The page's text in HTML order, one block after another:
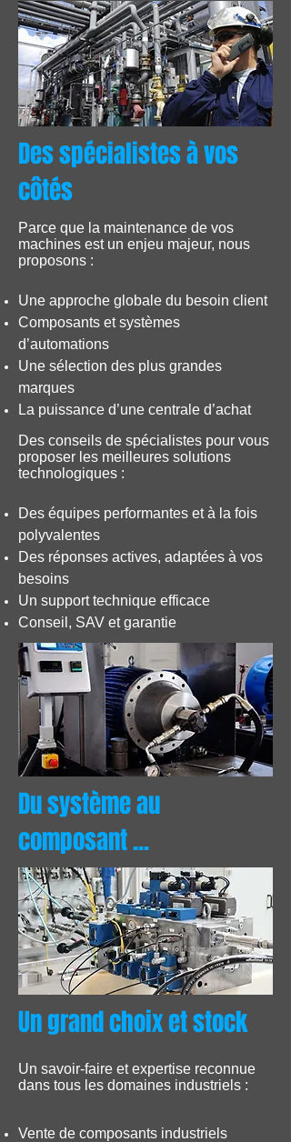
Des spécialistes à vos
côtés
Parce que la maintenance de vos
machines est un enjeu majeur, nous
proposons :
Une approche globale du besoin client
Composants et systèmes
d’automations
Une sélection des plus grandes
marques
La puissance d’une centrale d’achat
Des conseils de spécialistes pour vous
proposer les meilleures solutions
technologiques :
Des équipes performantes et à la fois
polyvalentes
Des réponses actives, adaptées à vos
besoins
Un support technique efficace
Conseil, SAV et garantie
Du système au
composant ...
Un grand choix et stock
Un savoir-faire et expertise reconnue
dans tous les domaines industriels :
Vente de composants industriels